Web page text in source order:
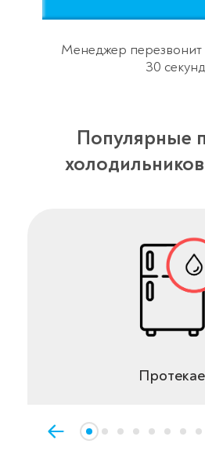
Менеджер перезвонит
30 секунд
Популярные